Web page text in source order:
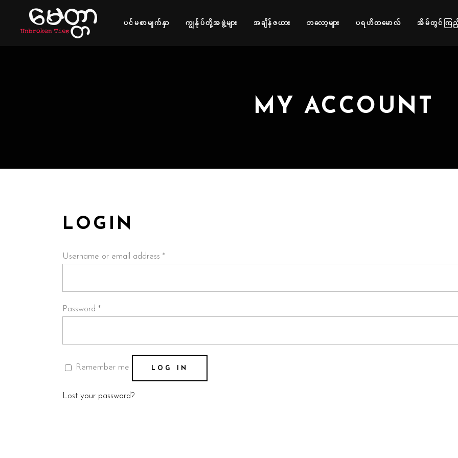
ပင်မစာမျက်နှာ ကျွန်ုပ်တို့အဖွဲ့များ အချိန်ဇယား ဘလော့များ ပရဟိတမောလ် အိမ်တွင်ကြ
MY ACCOUNT
LOGIN
Username or email address *Required
Password *Required
Remember me LOG IN
Lost your password?